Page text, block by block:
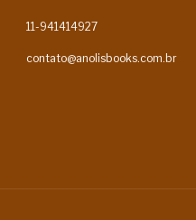
11-941414927
contato@anolisbooks.com.br